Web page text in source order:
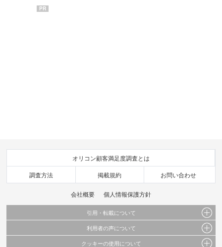
PR
オリコン顧客満足度調査とは
調査方法 掲載規約 お問い合わせ
会社概要 個人情報保護方針
引用・転載について
当サイトで公開されている情報（文字、写真、イラスト、画像データ等）及びこれらの配
置・編集および構造などについての著作権は株式会社oricon MEに帰属しております。
利用者の声について
当サイトに掲載している内容はすべてサービスの利用者が提出された見解・感想です。
クッキーの使用について